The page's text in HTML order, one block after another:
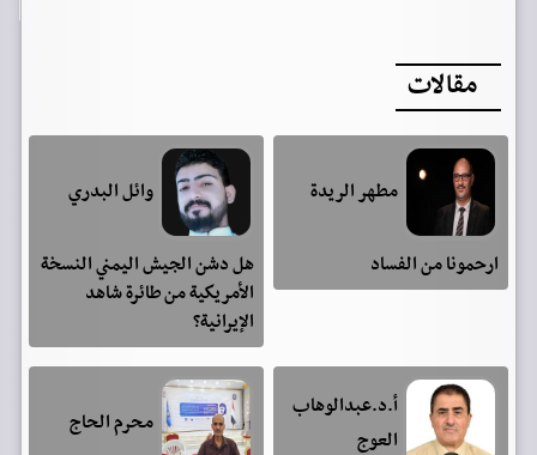
مقالات
مطهر الريدة
ارحمونا من الفساد
وائل البدري
هل دشن الجيش اليمني النسخة
الأمريكية من طائرة شاهد
الإيرانية؟
أ.د.عبدالوهاب
العوج
محرم الحاج